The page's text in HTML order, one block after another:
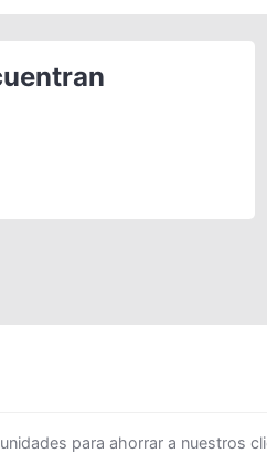
para ahorrar a nuestros